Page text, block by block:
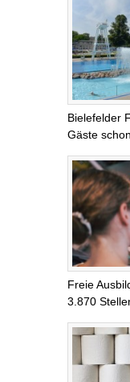
Bielefelder
Gäste
Freie
3.870